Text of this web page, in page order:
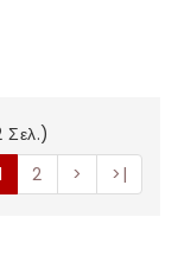
Σελ.)
2 > >|